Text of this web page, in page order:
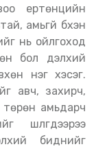
ертөнцийн
амьгүй бүхэн
нь ойлгоход
бол дэлхий
нэг хэсэг.
авч, захирч,
амьдарч
биднийг